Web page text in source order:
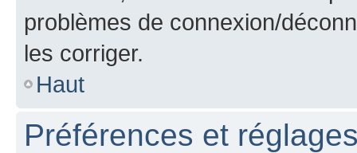
problèmes de connexion/
les corriger.
Haut
Préférences et